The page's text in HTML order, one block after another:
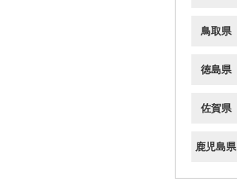
鳥取県
徳島県
佐賀県
鹿児島県